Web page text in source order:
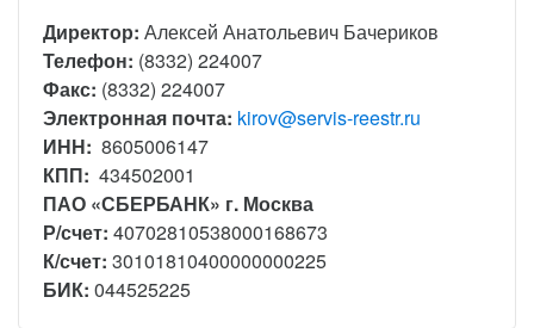
Директор: Алексей Анатольевич Бачериков
Телефон: (8332) 224007
Факс: (8332) 224007
Электронная почта: kirov@servis-reestr.ru
ИНН: 8605006147
КПП: 434502001
ПАО «СБЕРБАНК» г. Москва
Р/счет: 40702810538000168673
К/счет: 30101810400000000225
БИК: 044525225